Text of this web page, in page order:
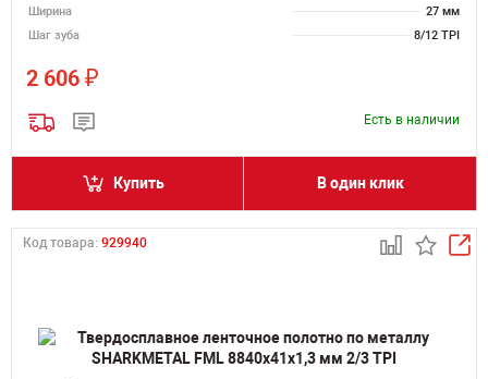
Ширина
27 мм
Шаг зуба
8/12 TPI
2 606 ₽
Есть в наличии
Купить В один клик
Код товара: 929940